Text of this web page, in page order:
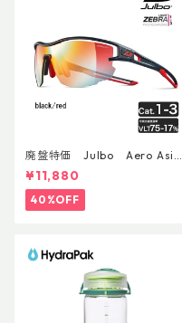
廃盤特価 Julbo Aero Asia
nFit
¥11,880
40%OFF